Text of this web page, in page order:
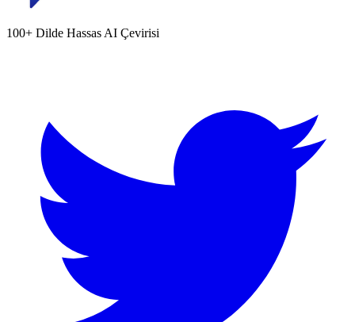
100+ Dilde Hassas AI Çevirisi